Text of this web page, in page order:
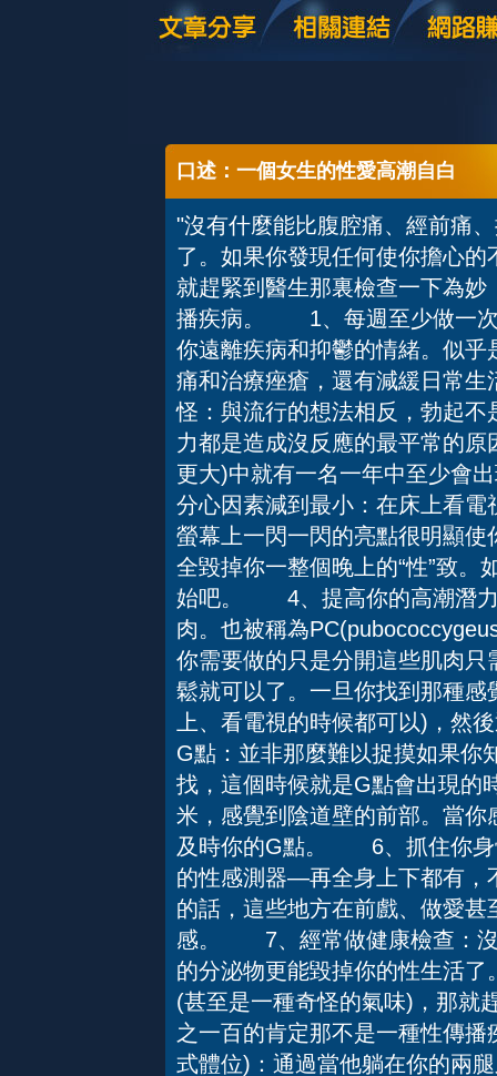
口述：一個女生的性愛高潮自白
"沒有什麼能比腹腔痛、經前痛
了。如果你發現任何使你擔心
就趕緊到醫生那裏檢查一下為
播疾病。 1、每週至少做一次
你遠離疾病和抑鬱的情緒。似
痛和治療痤瘡，還有減緩日常
怪：與流行的想法相反，勃起
力都是造成沒反應的最平常的
更大)中就有一名一年中至少
分心因素減到最小：在床上看
螢幕上一閃一閃的亮點很明顯
全毀掉你一整個晚上的“性”致。
始吧。 4、提高你的高潮潛力
肉。也被稱為
你需要做的只是分開這些肌肉
鬆就可以了。一旦你找到那種
上、看電視的時候都可以)，
G點：並非那麼難以捉摸如果你
找，這個時候就是G點會出現的
米，感覺到陰道壁的前部。當
及時你的G點。 6、抓住你身
的性感測器—再全身上下都有，
的話，這些地方在前戲、做愛
感。 7、經常做健康檢查：沒
的分泌物更能毀掉你的性生活
(甚至是一種奇怪的氣味)，那就
之一百的肯定那不是一種性傳
式體位)：通過當他躺在你的兩